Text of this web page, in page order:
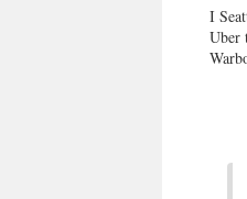
I
Uber